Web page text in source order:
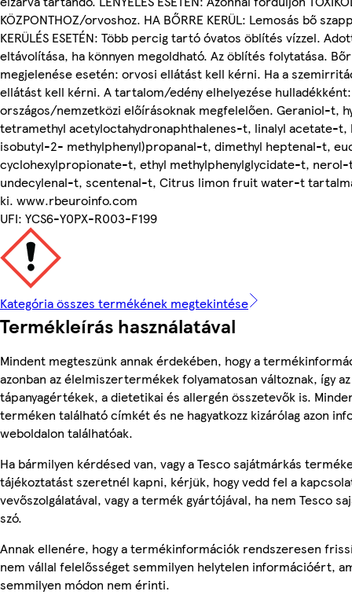
KÖZPONTHOZ/orvoshoz. HA BŐRRE KERÜL: Lemosás bő
KERÜLÉS ESETÉN: Több percig tartó óvatos öblítés vízzel.
eltávolítása, ha könnyen megoldható. Az öblítés folytatása.
megjelenése esetén: orvosi ellátást kell kérni. Ha a
ellátást kell kérni. A tartalom/edény elhelyezése
országos/nemzetközi előírásoknak megfelelően. Geraniol-t,
tetramethyl acetyloctahydronaphthalenes-t, linalyl acetate-
isobutyl-2- methylphenyl)propanal-t, dimethyl heptenal-t,
cyclohexylpropionate-t, ethyl methylphenylglycidate-t,
undecylenal-t, scentenal-t, Citrus limon fruit water-t
ki. www.rbeuroinfo.com
UFI: YCS6-Y0PX-R003-F199
Kategória összes termékének megtekintése
Termékleírás használatával
Mindent megteszünk annak érdekében, hogy a
azonban az élelmiszertermékek folyamatosan változnak, így
tápanyagértékek, a dietetikai és allergén összetevők is.
terméken található címkét és ne hagyatkozz kizárólag azon
weboldalon találhatóak.
Ha bármilyen kérdésed van, vagy a Tesco sajátmárkás
tájékoztatást szeretnél kapni, kérjük, hogy vedd fel a
vevőszolgálatával, vagy a termék gyártójával, ha nem Tesco
szó.
Annak ellenére, hogy a termékinformációk rendszeresen
nem vállal felelősséget semmilyen helytelen információért,
semmilyen módon nem érinti.